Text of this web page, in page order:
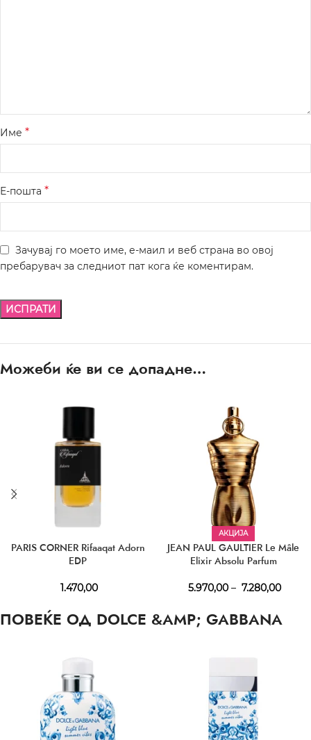
Име *
Е-пошта *
Зачувај го моето име, е-маил и веб страна во овој
пребарувач за следниот пат кога ќе коментирам.
Можеби ќе ви се допадне…
PARIS CORNER Rifaaqat Adorn
EDP
1.470,00
АКЦИЈА
JEAN PAUL GAULTIER Le Mâle
Elixir Absolu Parfum
5.970,00 – 7.280,00
ПОВЕЌЕ ОД DOLCE &AMP; GABBANA